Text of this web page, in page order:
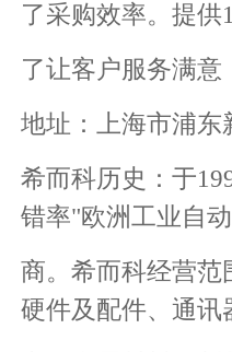
了采购效率。提供
了让客户服务满意
地址：上海市浦东
希而科历史：于
错率"欧洲工业自
商。希而科经营范
硬件及配件、通讯